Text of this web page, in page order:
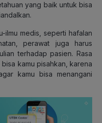
yang baik untuk bisa
ilmu medis, seperti hafalan
perawat juga harus
terhadap pasien. Rasa
kamu pisahkan, karena
kamu bisa menangani